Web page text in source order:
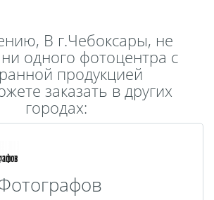
В г.Чебоксары, не
одного фотоцентра с
продукцией
заказать в других
городах: